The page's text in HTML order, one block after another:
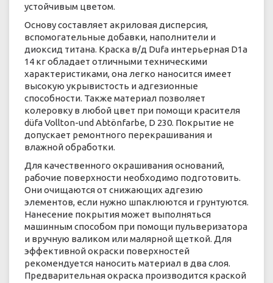
устойчивым цветом.
Основу составляет акриловая дисперсия,
вспомогательные добавки, наполнители и
диоксид титана. Краска в/д Dufa интерьерная D1a
14 кг обладает отличными техническими
характеристиками, она легко наносится имеет
высокую укрывистость и адгезионные
способности. Также материал позволяет
колеровку в любой цвет при помощи красителя
düfa Vollton-und Abtönfarbe, D 230. Покрытие не
допускает ремонтного перекрашивания и
влажной обработки.
Для качественного окрашивания оснований,
рабочие поверхности необходимо подготовить.
Они очищаются от снижающих адгезию
элементов, если нужно шпаклюются и грунтуются.
Нанесение покрытия может выполняться
машинным способом при помощи пульверизатора
и вручную валиком или малярной щеткой. Для
эффективной окраски поверхностей
рекомендуется наносить материал в два слоя.
Предварительная окраска производится краской